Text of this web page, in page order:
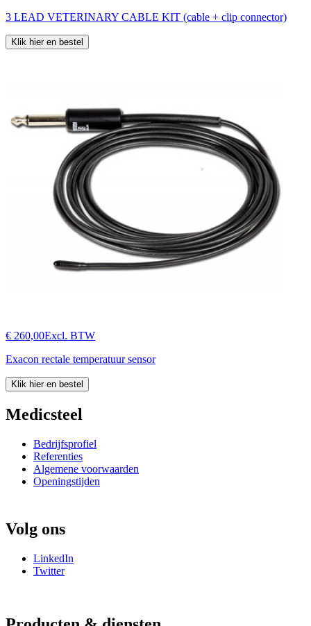
3 LEAD VETERINARY CABLE KIT (cable + clip connector)
Klik hier en bestel
€ 260,00Excl. BTW
Exacon rectale temperatuur sensor
Klik hier en bestel
Medicsteel
Bedrijfsprofiel
Referenties
Algemene voorwaarden
Openingstijden
Volg ons
LinkedIn
Twitter